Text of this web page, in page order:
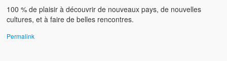
100 % de plaisir à découvrir de nouveaux pays, de nouvelles
cultures, et à faire de belles rencontres.
Permalink